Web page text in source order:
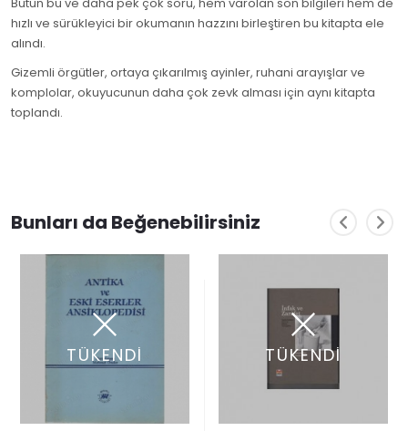
Bütün bu ve daha pek çok soru, hem varolan son bilgileri hem de
hızlı ve sürükleyici bir okumanın hazzını birleştiren bu kitapta ele
alındı.
Gizemli örgütler, ortaya çıkarılmış ayinler, ruhani arayışlar ve
komplolar, okuyucunun daha çok zevk alması için aynı kitapta
toplandı.
Bunları da Beğenebilirsiniz
TÜKENDİ TÜKENDİ